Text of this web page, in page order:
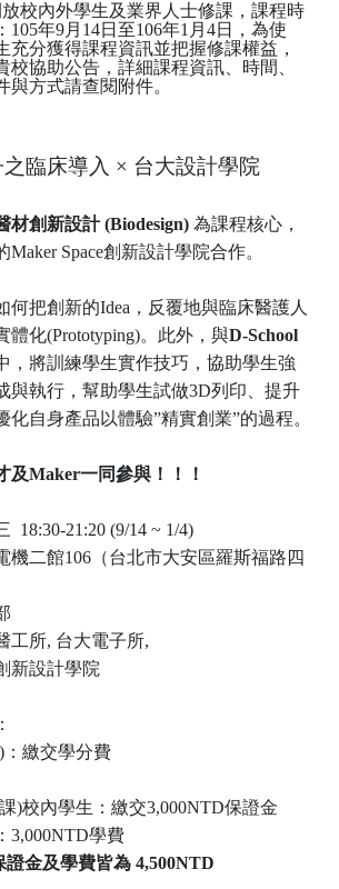
校內外學生及業界人士修課，課程時
105年9月 14日至106年1 月 4日，為使
充分獲得課程資訊並把握修課權益，
協助公告，詳細課程資訊、時間、
與方式請查閱附件。
臨床導入 × 台大設計學院
材創新設計(Biodesign) 為課程核心，
Maker Space創新設計學院合作。
何把創新的Idea ，反覆地與臨床醫護人
體化(Prototyping)。此外，與D-School
，將訓練學生實作技巧，協助學生強
與執行，幫助學生試做3D列印、提升
自身產品以體驗”精實創業”的過程。
及Maker一同參與！！！
18:30-21:20 (9/14 ~ 1/4)
機二館106 （台北市大安區羅斯福路四
工所, 台大電子所,
新設計學院
：
) ：繳交學分費
)校內學生：繳交3,000NTD保證金
3,000NTD學費
證金及學費皆為 4,500NTD